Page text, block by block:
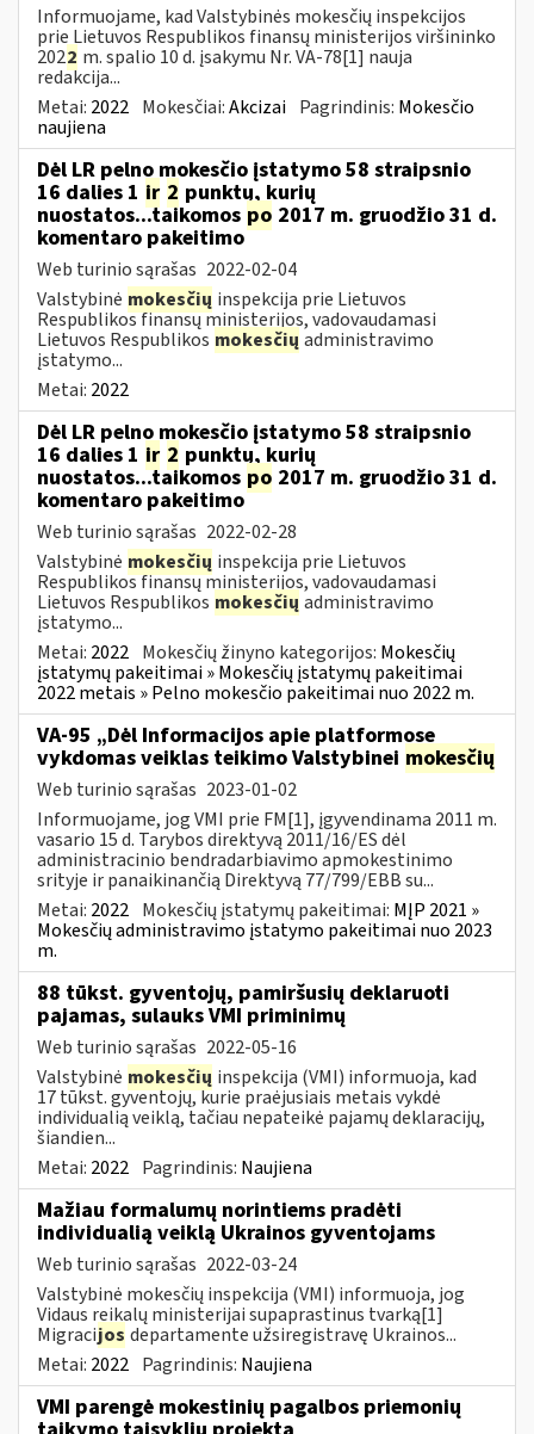
Informuojame, kad Valstybinės mokesčių inspekcijos
prie Lietuvos Respublikos finansų ministerijos viršininko
2022 m. spalio 10 d. įsakymu Nr. VA-78[1] nauja
redakcija...
Metai: 2022 Mokesčiai:Akcizai Pagrindinis: Mokesčio
naujiena
Dėl LR pelno mokesčio įstatymo 58 straipsnio
16 dalies 1 ir 2 punktų, kurių
nuostatos...taikomos po 2017 m. gruodžio 31 d.
komentaro pakeitimo
Web turinio sąrašas 2022-02-04
Valstybinė mokesčių inspekcija prie Lietuvos
Respublikos finansų ministerijos, vadovaudamasi
Lietuvos Respublikos mokesčių administravimo
įstatymo...
Metai: 2022
Dėl LR pelno mokesčio įstatymo 58 straipsnio
16 dalies 1 ir 2 punktų, kurių
nuostatos...taikomos po 2017 m. gruodžio 31 d.
komentaro pakeitimo
Web turinio sąrašas 2022-02-28
Valstybinė mokesčių inspekcija prie Lietuvos
Respublikos finansų ministerijos, vadovaudamasi
Lietuvos Respublikos mokesčių administravimo
įstatymo...
Metai: 2022 Mokesčių žinyno kategorijos: Mokesčių
įstatymų pakeitimai » Mokesčių įstatymų pakeitimai
2022 metais » Pelno mokesčio pakeitimai nuo 2022 m.
VA-95 „Dėl Informacijos apie platformose
vykdomas veiklas teikimo Valstybinei mokesčių
Web turinio sąrašas 2023-01-02
Informuojame, jog VMI prie FM[1], įgyvendinama 2011 m.
vasario 15 d. Tarybos direktyvą 2011/16/ES dėl
administracinio bendradarbiavimo apmokestinimo
srityje ir panaikinančią Direktyvą 77/799/EBB su...
Metai: 2022 Mokesčių įstatymų pakeitimai: MĮP 2021 »
Mokesčių administravimo įstatymo pakeitimai nuo 2023
m.
88 tūkst. gyventojų, pamiršusių deklaruoti
pajamas, sulauks VMI priminimų
Web turinio sąrašas 2022-05-16
Valstybinė mokesčių inspekcija (VMI) informuoja, kad
17 tūkst. gyventojų, kurie praėjusiais metais vykdė
individualią veiklą, tačiau nepateikė pajamų deklaracijų,
šiandien...
Metai: 2022 Pagrindinis: Naujiena
Mažiau formalumų norintiems pradėti
individualią veiklą Ukrainos gyventojams
Web turinio sąrašas 2022-03-24
Valstybinė mokesčių inspekcija (VMI) informuoja, jog
Vidaus reikalų ministerijai supaprastinus tvarką[1]
Migracijos departamente užsiregistravę Ukrainos...
Metai: 2022 Pagrindinis: Naujiena
VMI parengė mokestinių pagalbos priemonių